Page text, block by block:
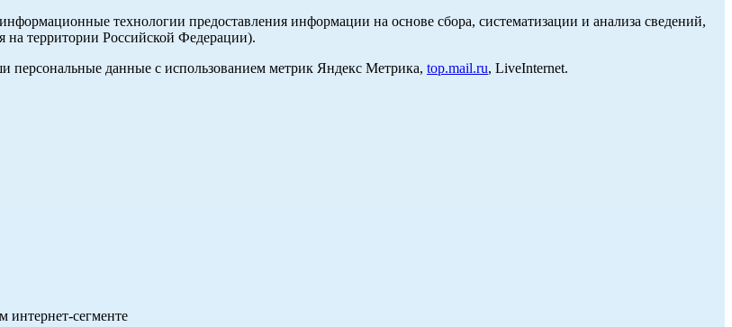
технологии предоставления информации на основе сбора, систематизации и анализа сведений,
на территории Российской Федерации).
персональные данные с использованием метрик Яндекс Метрика, top.mail.ru, LiveInternet.
интернет-сегменте